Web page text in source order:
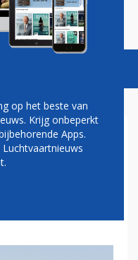
Vacatures
AIRBUS
op het beste van
Krijg onbeperkt
Apps.